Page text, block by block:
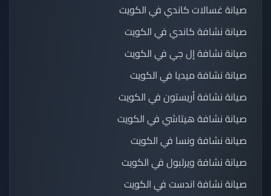
صيانة غسالات كاندي في الكويت
صيانة نشافة كاندي في الكويت
صيانة نشافة إل جي في الكويت
صيانة نشافة ميديا في الكويت
صيانة نشافة أريستون في الكويت
صيانة نشافة هيتاشي في الكويت
صيانة نشافة ونسا في الكويت
صيانة نشافة ويرلبول في الكويت
صيانة نشافة اندست في الكويت